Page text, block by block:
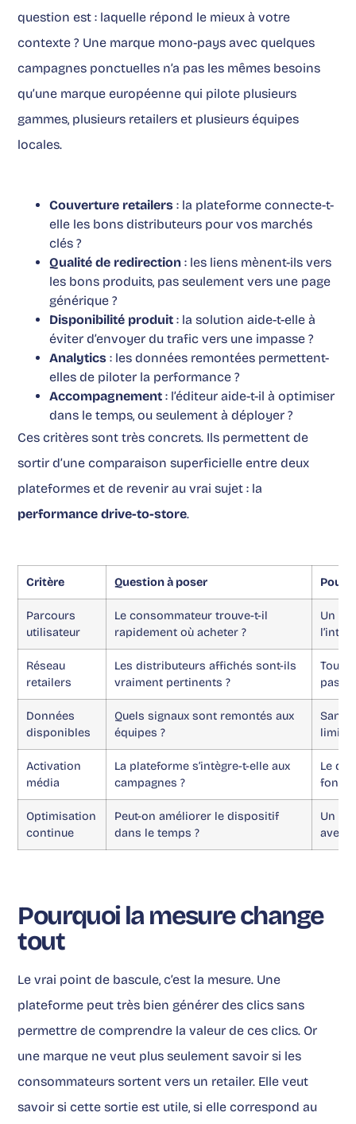
question est : laquelle répond le mieux à votre
contexte ? Une marque mono-pays avec quelques
campagnes ponctuelles n’a pas les mêmes besoins
qu’une marque européenne qui pilote plusieurs
gammes, plusieurs retailers et plusieurs équipes
locales.
Couverture retailers : la plateforme connecte-t-
elle les bons distributeurs pour vos marchés
clés ?
Qualité de redirection : les liens mènent-ils vers
les bons produits, pas seulement vers une page
générique ?
Disponibilité produit : la solution aide-t-elle à
éviter d’envoyer du trafic vers une impasse ?
Analytics : les données remontées permettent-
elles de piloter la performance ?
Accompagnement : l’éditeur aide-t-il à optimiser
dans le temps, ou seulement à déployer ?
Ces critères sont très concrets. Ils permettent de
sortir d’une comparaison superficielle entre deux
plateformes et de revenir au vrai sujet : la
performance drive-to-store.
Critère Question à poser
Parcours
utilisateur
Le consommateur trouve-t-il
rapidement où acheter ?
Un
Réseau
retailers
Les distributeurs affichés sont-ils
vraiment pertinents ?
Tous
pas
Données
disponibles
Quels signaux sont remontés aux
équipes ?
Sans
limité
Activation
média
La plateforme s’intègre-t-elle aux
campagnes ?
Le
Optimisation
continue
Peut-on améliorer le dispositif
dans le temps ?
Un
avec
Pourquoi la mesure change
tout
Le vrai point de bascule, c’est la mesure. Une
plateforme peut très bien générer des clics sans
permettre de comprendre la valeur de ces clics. Or
une marque ne veut plus seulement savoir si les
consommateurs sortent vers un retailer. Elle veut
savoir si cette sortie est utile, si elle correspond au